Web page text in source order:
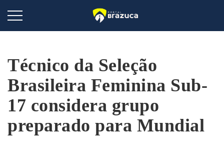
Técnico da Seleção
Brasileira Feminina Sub-
17 considera grupo
preparado para Mundial